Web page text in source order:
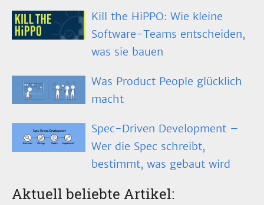
Kill the HiPPO: Wie kleine
Software-Teams entscheiden,
was sie bauen
Was Product People glücklich
macht
Spec-Driven Development –
Wer die Spec schreibt,
bestimmt, was gebaut wird
Aktuell beliebte Artikel: